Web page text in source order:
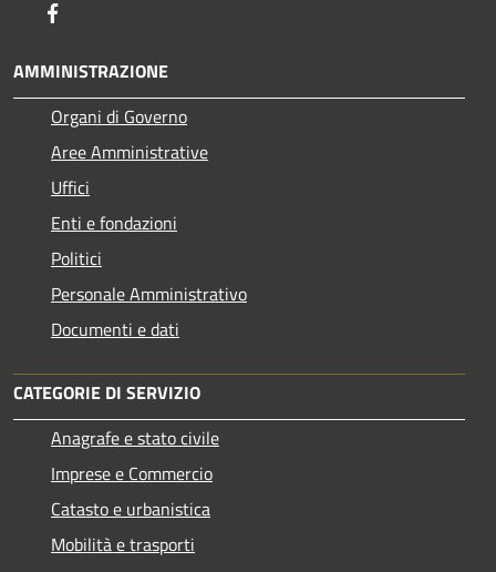
AMMINISTRAZIONE
Organi di Governo
Aree Amministrative
Uffici
Enti e fondazioni
Politici
Personale Amministrativo
Documenti e dati
CATEGORIE DI SERVIZIO
Anagrafe e stato civile
Imprese e Commercio
Catasto e urbanistica
Mobilità e trasporti